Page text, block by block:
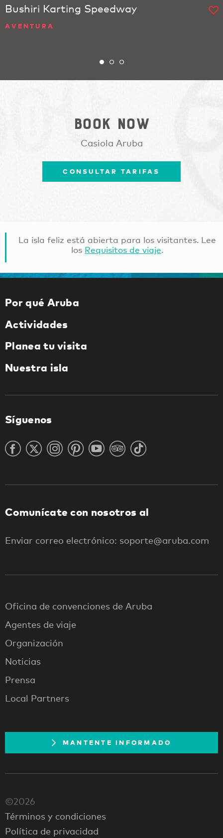
Bushiri Karting Speedway
AVENTURA
Book Now
Casiola Aruba
CONSULTAR TARIFAS
La isla feliz está abierta para los visitantes. Lee
los Requisitos de viaje.
Por qué Aruba
Actividades
Planea tu visita
Nuestra isla
Síguenos
Comunícate con nosotros al
Enviar correo electrónico: soporte@aruba.com
Oficina de convenciones de Aruba
Agentes de viaje
Organización
Noticias
Prensa
Local Partners
MANTENTE INFORMADO
©2026
Términos y condiciones
Política de privacidad